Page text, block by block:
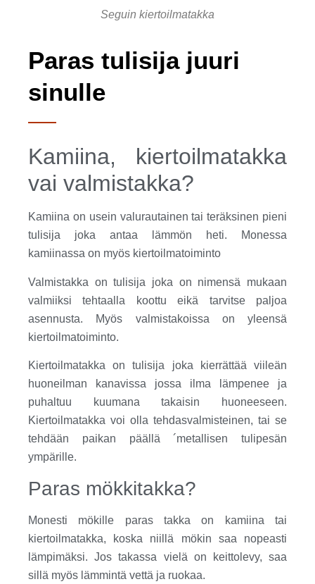
Paras tulisija juuri
sinulle
Kamiina, kiertoilmatakka
vai valmistakka?
Kamiina on usein valurautainen tai teräksinen pieni
tulisija joka antaa lämmön heti. Monessa
kamiinassa on myös kiertoilmatoiminto
Valmistakka on tulisija joka on nimensä mukaan
valmiiksi tehtaalla koottu eikä tarvitse paljoa
asennusta. Myös valmistakoissa on yleensä
kiertoilmatoiminto.
Kiertoilmatakka on tulisija joka kierrättää viileän
huoneilman kanavissa jossa ilma lämpenee ja
puhaltuu kuumana takaisin huoneeseen.
Kiertoilmatakka voi olla tehdasvalmisteinen, tai se
tehdään paikan päällä ´metallisen tulipesän
ympärille.
Paras mökkitakka?
Monesti mökille paras takka on kamiina tai
kiertoilmatakka, koska niillä mökin saa nopeasti
lämpimäksi. Jos takassa vielä on keittolevy, saa
sillä myös lämmintä vettä ja ruokaa.
Seguin kiertoilmatakka